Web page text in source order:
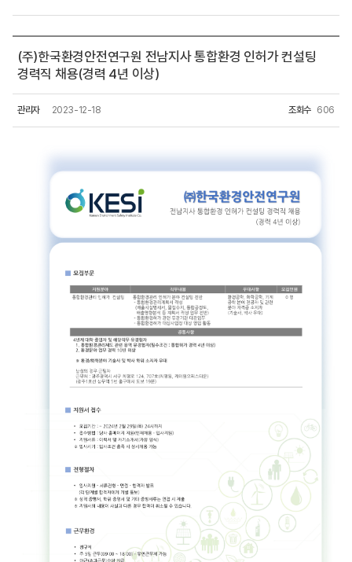
(주)한국환경안전연구원 전남지사 통합환경 인허가 컨설팅
경력직 채용(경력 4년 이상)
관리자 2023-12-18 조회수 606